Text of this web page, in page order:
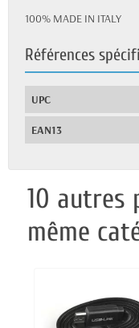
100% MADE IN ITALY
Références
UPC
EAN13
10 autres
même